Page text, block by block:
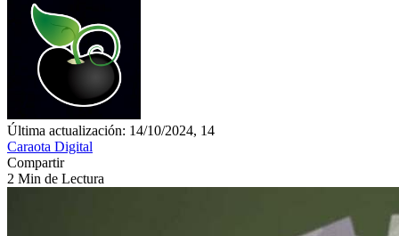
Última actualización: 14/10/2024, 14
Caraota Digital
Compartir
2 Min de Lectura